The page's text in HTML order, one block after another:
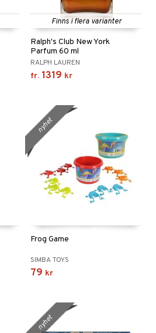
Finns i flera varianter
Ralph's Club New York
Parfum 60 ml
RALPH LAUREN
fr. 1319 kr
Frog Game
SIMBA TOYS
79 kr
nyhet
nyhet